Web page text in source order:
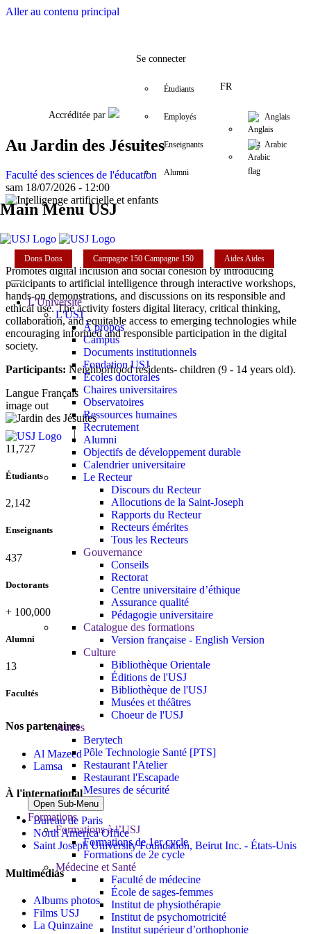
Aller au contenu principal
FacebookTwitter
Accréditée par
Se connecter
Étudiants
Employés
Enseignants
Alumni
FR
Anglais
Arabic
Main Menu USJ
Dons Dons Campagne 150 Campagne 150 AidesAides
L'Université
L'USJ
À propos
Campus
Documents institutionnels
Fondation USJ
Écoles doctorales
Chaires universitaires
Observatoires
Ressources humaines
Recrutement
Alumni
Objectifs de développement durable
Calendrier universitaire
Le Recteur
Discours du Recteur
Allocutions de la Saint-Joseph
Rapports du Recteur
Recteurs émérites
Tous les Recteurs
Gouvernance
Conseils
Rectorat
Centre universitaire d’éthique
Assurance qualité
Pédagogie universitaire
Catalogue des formations
Version française - English Version
Culture
Bibliothèque Orientale
Éditions de l'USJ
Bibliothèque de l'USJ
Musées et théâtres
Choeur de l'USJ
Autres
Berytech
Pôle Technologie Santé [PTS]
Restaurant l'Atelier
Restaurant l'Escapade
Mesures de sécurité
Open Sub-Menu
Formations
Formations à l’USJ
Formations de 1er cycle
Formations de 2e cycle
Médecine et Santé
Faculté de médecine
École de sages-femmes
Institut de physiothérapie
Institut de psychomotricité
Institut supérieur d’orthophonie
Au Jardin des Jésuites
Faculté des sciences de l'éducation
sam 18/07/2026 - 12:00
Promotes digital inclusion and social cohesion by introducing
participants to artificial intelligence through interactive workshops,
hands-on demonstrations, and discussions on its responsible and
ethical use. The activity fosters digital literacy, critical thinking,
collaboration, and equitable access to emerging technologies while
encouraging informed and responsible participation in the digital
society.
Participants: Neighborhood residents- children (9 - 14 years old).
Langue Français
image out
11,727
Étudiants
2,142
Enseignants
437
Doctorants
+ 100,000
Alumni
13
Facultés
Nos partenaires
Al Mazeed
Lamsa
À l'international
Bureau de Paris
North America Office
Saint Joseph University Foundation, Beirut Inc. - États-Unis
Multimédias
Albums photos
Films USJ
La Quinzaine